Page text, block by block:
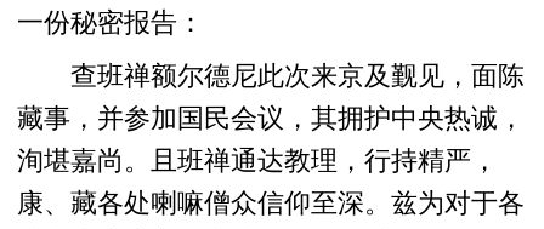
一份秘密报告：
查班禅额尔德尼此次来京及觐见，面陈
藏事，并参加国民会议，其拥护中央热诚，
洵堪嘉尚。且班禅通达教理，行持精严，
康、藏各处喇嘛僧众信仰至深。兹为对于各